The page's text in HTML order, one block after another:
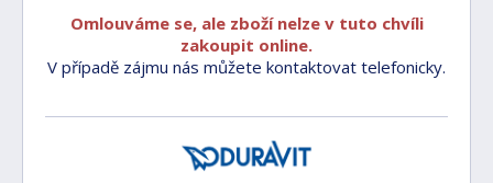
Omlouváme se, ale zboží nelze v tuto chvíli
zakoupit online.
V případě zájmu nás můžete kontaktovat telefonicky.